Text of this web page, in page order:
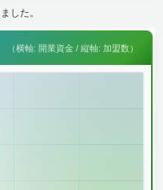
した。
（横軸: 開業資金 / 縦軸: 加盟数）